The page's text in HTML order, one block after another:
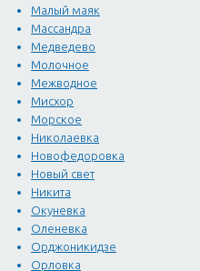
Малый маяк
Массандра
Медведево
Молочное
Межводное
Мисхор
Морское
Николаевка
Новофедоровка
Новый свет
Никита
Окуневка
Оленевка
Орджоникидзе
Орловка